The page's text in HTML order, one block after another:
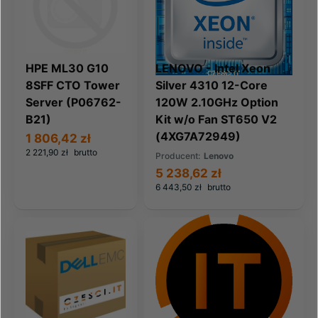
HPE ML30 G10
8SFF CTO Tower
Server (P06762-
B21)
2 221,90 zł brutto
1 806,42 zł
LENOVO - Intel Xeon
Silver 4310 12-Core
120W 2.10GHz Option
Kit w/o Fan ST650 V2
(4XG7A72949)
Producent: Lenovo
6 443,50 zł brutto
5 238,62 zł